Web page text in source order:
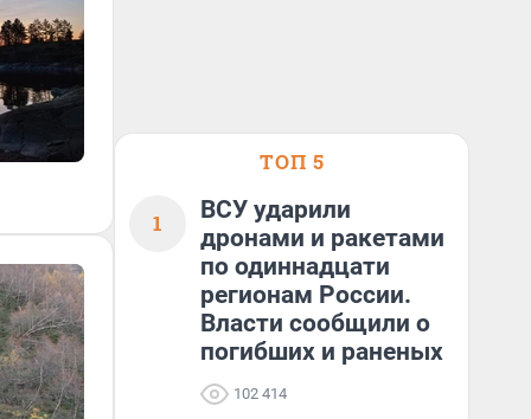
ТОП 5
1
ВСУ ударили
дронами и ракетами
по одиннадцати
регионам России.
Власти сообщили о
погибших и раненых
102 414